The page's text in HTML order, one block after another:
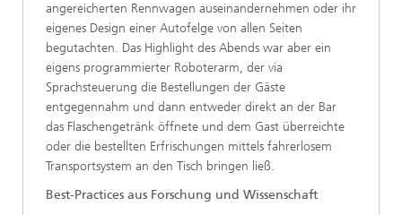
angereicherten Rennwagen auseinandernehmen oder ihr
eigenes Design einer Autofelge von allen Seiten
begutachten. Das Highlight des Abends war aber ein
eigens programmierter Roboterarm, der via
Sprachsteuerung die Bestellungen der Gäste
entgegennahm und dann entweder direkt an der Bar
das Flaschengetränk öffnete und dem Gast überreichte
oder die bestellten Erfrischungen mittels fahrerlosem
Transportsystem an den Tisch bringen ließ.
Best-Practices aus Forschung und Wissenschaft